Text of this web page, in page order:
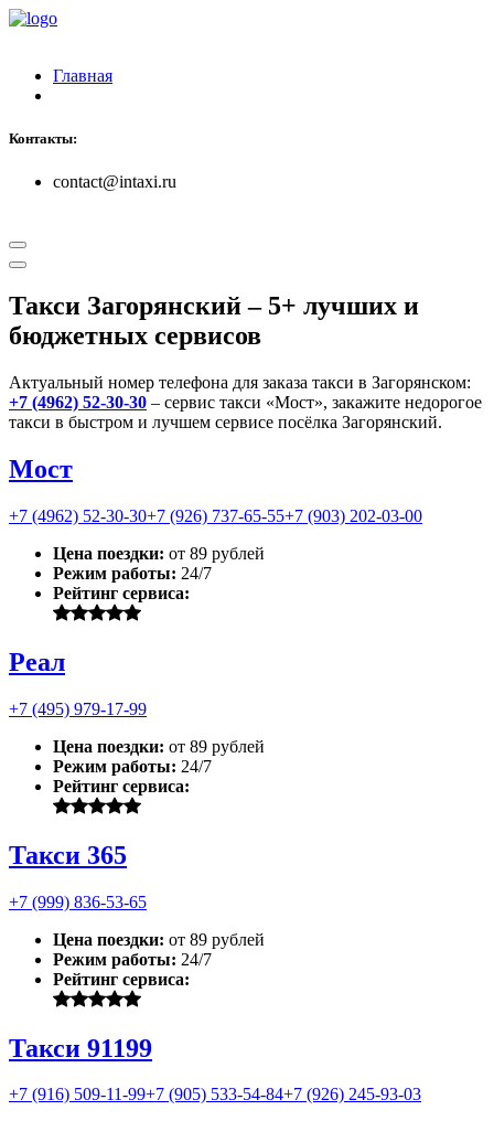
Главная
Контакты:
contact@intaxi.ru
Такси Загорянский– 5+ лучших и
бюджетных сервисов
Актуальный номер телефона для заказа такси в Загорянском:
+7 (4962) 52-30-30 – сервис такси «Мост», закажите недорогое
такси в быстром и лучшем сервисе посёлка Загорянский.
Мост
+7 (4962) 52-30-30+7 (926) 737-65-55+7 (903) 202-03-00
Цена поездки: от 89 рублей
Режим работы: 24/7
Рейтинг сервиса:
Реал
+7 (495) 979-17-99
Цена поездки: от 89 рублей
Режим работы: 24/7
Рейтинг сервиса:
Такси 365
+7 (999) 836-53-65
Цена поездки: от 89 рублей
Режим работы: 24/7
Рейтинг сервиса:
Такси 91199
+7 (916) 509-11-99+7 (905) 533-54-84+7 (926) 245-93-03